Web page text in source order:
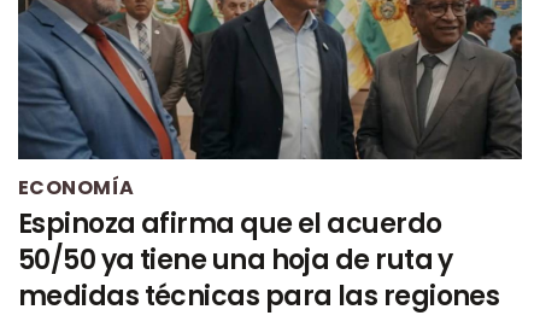
ECONOMÍA
Espinoza afirma que el acuerdo
50/50 ya tiene una hoja de ruta y
medidas técnicas para las regiones